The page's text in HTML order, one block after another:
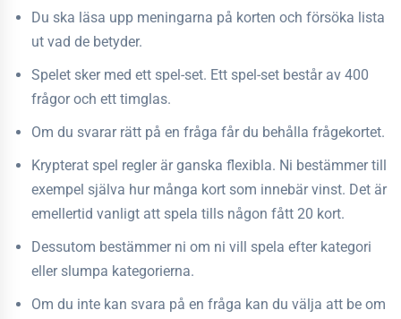
Du ska läsa upp meningarna på korten och försöka lista
ut vad de betyder.
Spelet sker med ett spel-set. Ett spel-set består av 400
frågor och ett timglas.
Om du svarar rätt på en fråga får du behålla frågekortet.
Krypterat spel regler är ganska flexibla. Ni bestämmer till
exempel själva hur många kort som innebär vinst. Det är
emellertid vanligt att spela tills någon fått 20 kort.
Dessutom bestämmer ni om ni vill spela efter kategori
eller slumpa kategorierna.
Om du inte kan svara på en fråga kan du välja att be om